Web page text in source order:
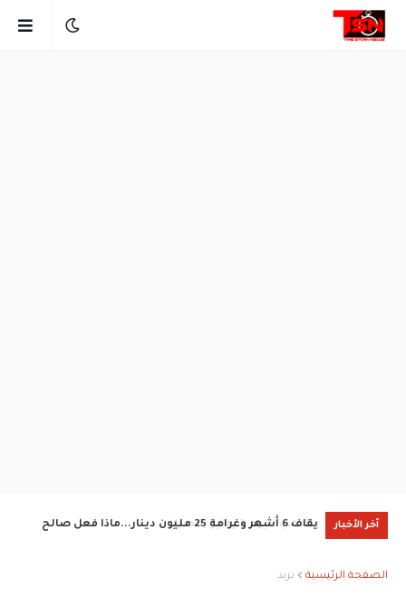
آخر الأخبارسعر الدهب اليوم 3 يونيو (مصر) إيقاف 6 أشهر وغرامة 25 مليون دينار...ماذا فعل صالح
الصفحة الرئيسية ترند